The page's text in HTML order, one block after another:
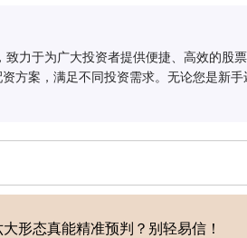
力于为广大投资者提供便捷、高效的股
方案，满足不同投资需求。无论您是新
形态真能精准预判？别轻易信！